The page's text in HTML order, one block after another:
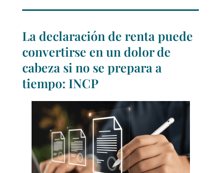
La declaración de renta puede
convertirse en un dolor de
cabeza si no se prepara a
tiempo: INCP